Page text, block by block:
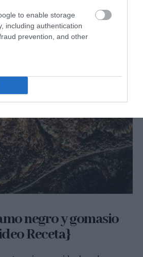
to enable storage
including authentication
prevention, and other
negro y gomasio
Receta}